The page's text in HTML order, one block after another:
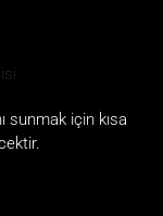
sunmak için kısa